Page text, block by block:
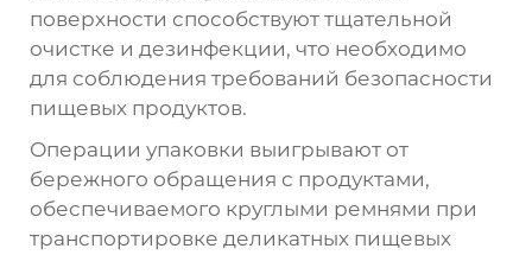
поверхности способствуют тщательной
очистке и дезинфекции, что необходимо
для соблюдения требований безопасности
пищевых продуктов.
Операции упаковки выигрывают от
бережного обращения с продуктами,
обеспечиваемого круглыми ремнями при
транспортировке деликатных пищевых